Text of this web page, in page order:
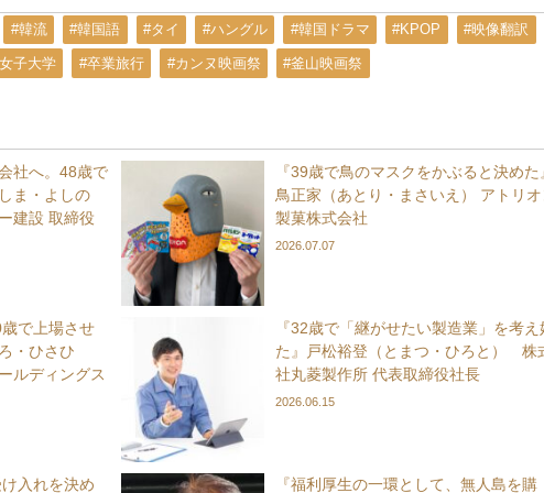
#韓流 #韓国語 #タイ #ハングル #韓国ドラマ #KPOP #映像翻訳
子大学 #卒業旅行 #カンヌ映画祭 #釜山映画祭
社へ。48歳で
ま・よしの
建設 取締役
『39歳で鳥のマスクをかぶると決めた
鳥正家（あとり・まさいえ） アトリオ
製菓株式会社
2026.07.07
歳で上場させ
・ひさひ
ルディングス
『32歳で「継がせたい製造業」を考え
た』戸松裕登（とまつ・ひろと） 株
社丸菱製作所 代表取締役社長
2026.06.15
入れを決め 『福利厚生の一環として、無人島を購